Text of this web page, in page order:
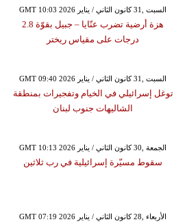
GMT 10:03 2026 السبت ,31 كانون الثاني / يناير
هزة أرضية تضرب عنّايا – جبيل بقوّة 2.8
درجات على مقياس ريختر
GMT 09:40 2026 السبت ,31 كانون الثاني / يناير
توغل إسرائيلي في الخيام وتفجيرات بمنطقة
الشاليهات جنوب لبنان
GMT 10:13 2026 الجمعة ,30 كانون الثاني / يناير
سقوط مسيّرة إسرائيلية في رب ثلاثين
GMT 07:19 2026 الأربعاء ,28 كانون الثاني / يناير